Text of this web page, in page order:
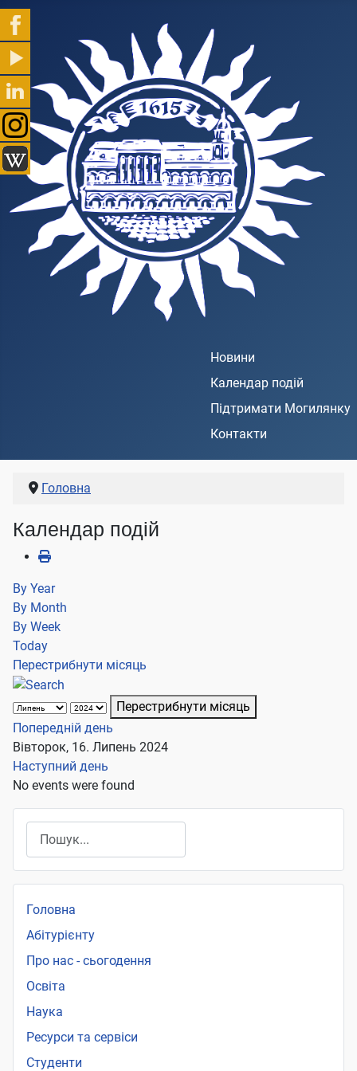
Новини
Календар подій
Підтримати Могилянку
Контакти
Головна
Календар подій
By Year
By Month
By Week
Today
Перестрибнути місяць
Перестрибнути місяць
Попередній день
Вівторок, 16. Липень 2024
Наступний день
No events were found
Головна
Абітурієнту
Про нас - сьогодення
Освіта
Наука
Ресурси та сервіси
Студенти